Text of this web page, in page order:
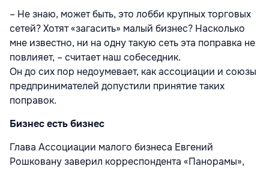
– Не знаю, может быть, это лобби крупных торговых
сетей? Хотят «загасить» малый бизнес? Насколько
мне известно, ни на одну такую сеть эта поправка не
повлияет, – считает наш собеседник.
Он до сих пор недоумевает, как ассоциации и союзы
предпринимателей допустили принятие таких
поправок.
Бизнес есть бизнес
Глава Ассоциации малого бизнеса Евгений
Рошковану заверил корреспондента «Панорамы»,